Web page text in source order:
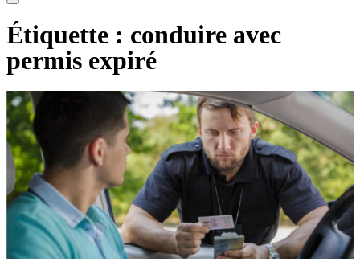
Étiquette : conduire avec
permis expiré